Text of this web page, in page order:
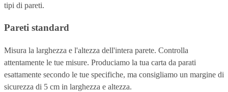
tipi di pareti.
Pareti standard
Misura la larghezza e l'altezza dell'intera parete. Controlla
attentamente le tue misure. Produciamo la tua carta da parati
esattamente secondo le tue specifiche, ma consigliamo un margine di
sicurezza di 5 cm in larghezza e altezza.